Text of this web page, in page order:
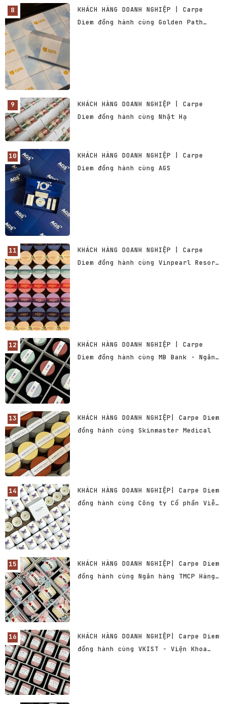
KHÁCH HÀNG DOANH NGHIỆP | Carpe
Diem đồng hành cùng Golden Path
KHÁCH HÀNG DOANH NGHIỆP | Carpe
Diem đồng hành cùng Nhật Hạ
KHÁCH HÀNG DOANH NGHIỆP | Carpe
Diem đồng hành cùng AGS
KHÁCH HÀNG DOANH NGHIỆP | Carpe
Diem đồng hành cùng Vinpearl Resort
KHÁCH HÀNG DOANH NGHIỆP | Carpe
Diem đồng hành cùng MB Bank - Ngân
KHÁCH HÀNG DOANH NGHIỆP| Carpe Diem
đồng hành cùng Skinmaster Medical
KHÁCH HÀNG DOANH NGHIỆP| Carpe Diem
đồng hành cùng Công ty Cổ phần Viễn
KHÁCH HÀNG DOANH NGHIỆP| Carpe Diem
đồng hành cùng Ngân hàng TMCP Hàng
KHÁCH HÀNG DOANH NGHIỆP| Carpe Diem
đồng hành cùng VKIST - Viện Khoa